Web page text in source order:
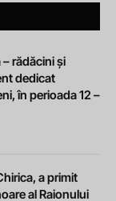
– rădăcini și
dedicat
în perioada 12 –
a primit
al Raionului